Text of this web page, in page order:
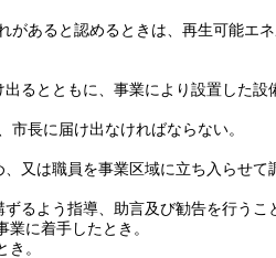
あると認めるときは、再生可能エ
るとともに、事業により設置した設
長に届け出なければならない。
又は職員を事業区域に立ち入らせて
るよう指導、助言及び勧告を行うこ
に着手したとき。
。